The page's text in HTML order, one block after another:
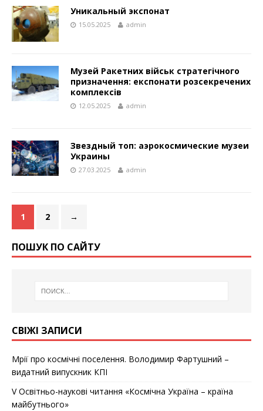
Уникальный экспонат
15.05.2025 admin
Музей Ракетних військ стратегічного
призначення: експонати розсекречених
комплексів
12.05.2025 admin
Звездный топ: аэрокосмические музеи
Украины
27.03.2025 admin
1 2 →
ПОШУК ПО САЙТУ
СВІЖІ ЗАПИСИ
Мрії про космічні поселення. Володимир Фартушний –
видатний випускник КПІ
V Освітньо-наукові читання «Космічна Україна – країна
майбутнього»